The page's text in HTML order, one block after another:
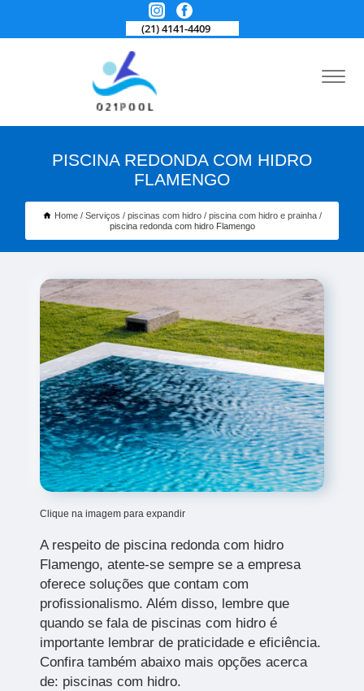
(21) 4141-4409
PISCINA REDONDA COM HIDRO
FLAMENGO
Home Serviços piscinas com hidro
piscina com hidro e prainha
piscina redonda com hidro Flamengo
Clique na imagem para expandir
A respeito de piscina redonda com hidro
Flamengo, atente-se sempre se a empresa
oferece soluções que contam com
profissionalismo. Além disso, lembre que
quando se fala de piscinas com hidro é
importante lembrar de praticidade e eficiência.
Confira também abaixo mais opções acerca
de: piscinas com hidro.